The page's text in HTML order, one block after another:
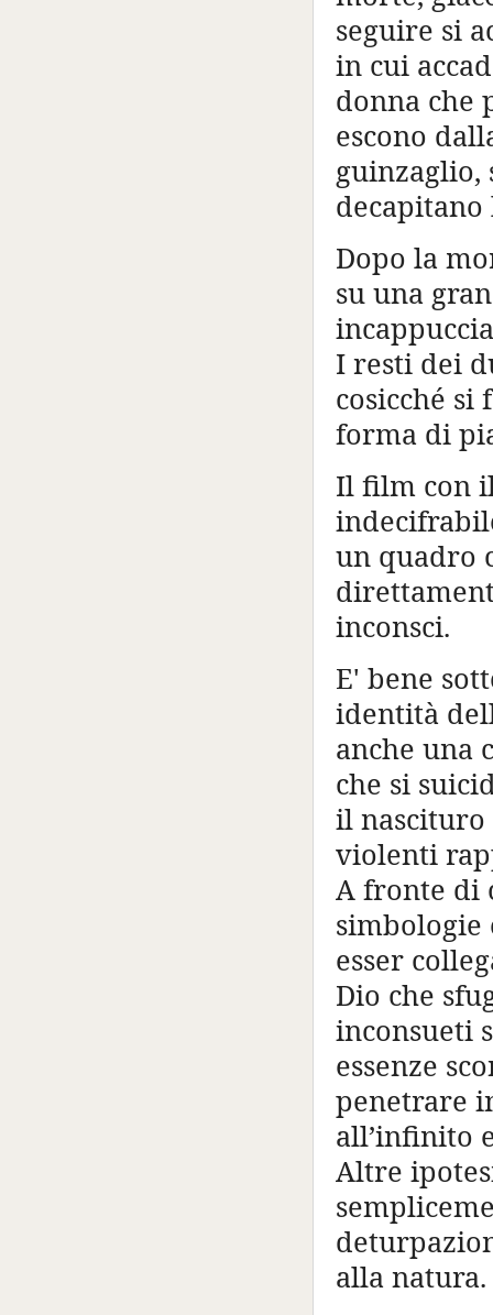
seguire si
in cui
donna che
escono
Dopo la
su una
I resti dei
cosicché
forma di
Il film con
un quadro
inconsci.
E' bene
identità
anche una
che si
il
violenti
A fronte di
simbologie
esser
Dio che
inconsueti
essenze
penetrare
all’infinito
Altre
alla natura.